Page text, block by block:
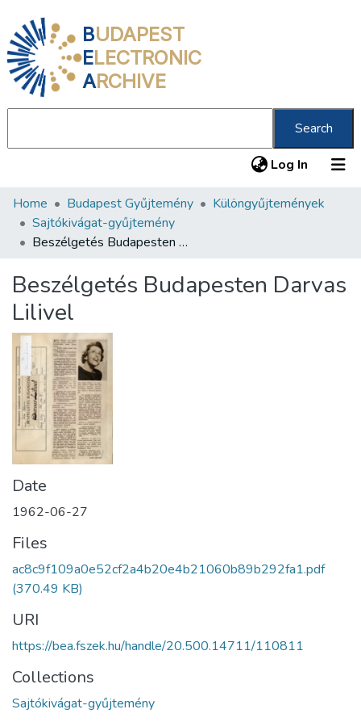
BUDAPEST
ELECTRONIC
ARCHIVE
Search
Log In (current)
Communities & Collections
All of DSpace
About us
Home Budapest Gyűjtemény
Különgyűjtemények
Sajtókivágat-gyűjtemény
Beszélgetés Budapesten Darvas Lilivel
Beszélgetés Budapesten Darvas
Lilivel
Date
1962-06-27
Files
ac8c9f109a0e52cf2a4b20e4b21060b89b292fa1.pdf
(370.49 KB)
URI
https://bea.fszek.hu/handle/20.500.14711/110811
Collections
Sajtókivágat-gyűjtemény